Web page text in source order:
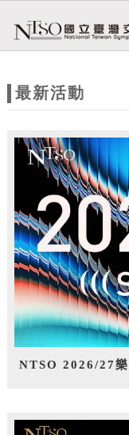
站
題
最新活動
NTSO 2026/27